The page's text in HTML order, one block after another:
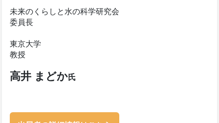
未来のくらしと水の科学研究会
委員長
東京大学
教授
高井 まどか氏